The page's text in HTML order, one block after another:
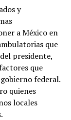
y
a México en
que
presidente,
que
federal.
quienes
locales